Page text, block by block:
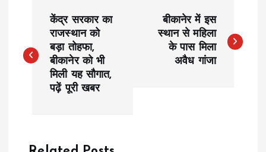
s
केंद्र सरकार का
राजस्थान को
बड़ा तोहफा,
बीकानेर को भी
मिली यह सौगात,
पढ़ें पूरी खबर
बीकानेर में इस
स्थान से महिला
के पास मिला
अवैध गांजा